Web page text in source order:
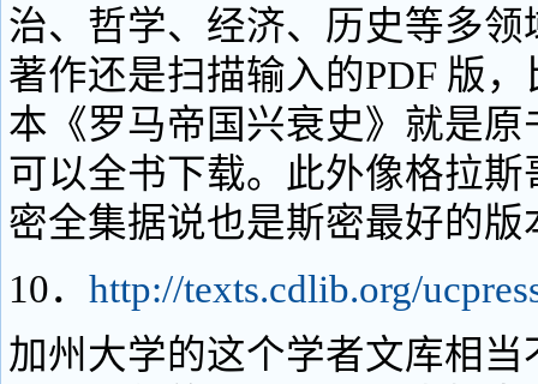
治、哲学、经济、历史等多
著作还是扫描输入的PDF 版
本《罗马帝国兴衰史》就是
可以全书下载。此外像格拉斯
密全集据说也是斯密最好的版
10． http://texts.cdlib.org/
加州大学的这个学者文库相